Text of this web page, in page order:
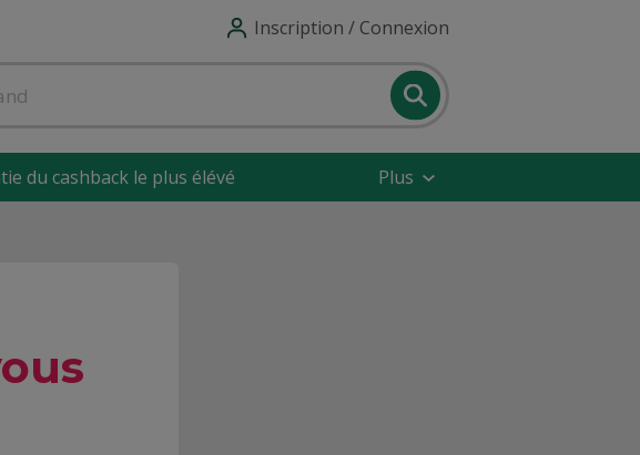
Inscription / Connexion
du cashback le plus élévé Plus